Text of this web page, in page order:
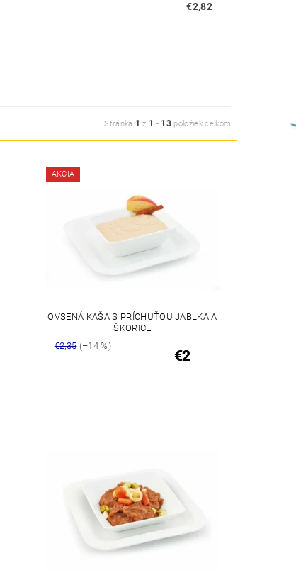
€2,82
Stránka 1 z 1 - 13 položiek celkom
AKCIA
OVSENÁ KAŠA S PRÍCHUŤOU JABLKA A
ŠKORICE
€2,35(–14 %)
€2